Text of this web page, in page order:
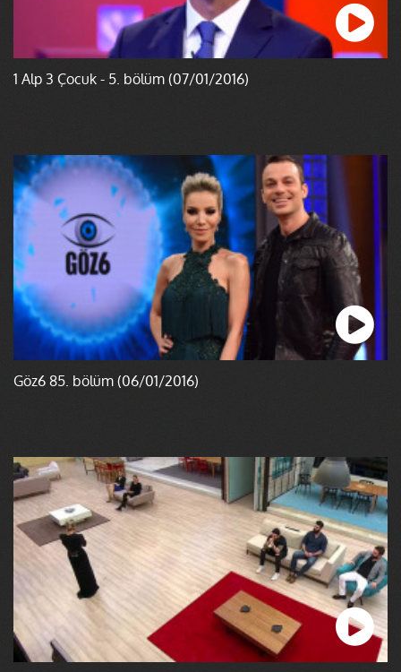
1 Alp 3 Çocuk - 5. bölüm (07/01/2016)
Göz6 85. bölüm (06/01/2016)